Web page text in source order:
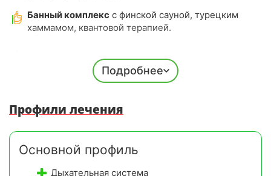
Банный комплекс с финской сауной, турецким
хаммамом, квантовой терапией.
Мощная лечебная база:лечебные ванны,
физиотерапия, ЛФК, бальнеология, современная
медицинская техника и квалифицированный
Вся инфраструктура для маломобильных
гостей:пандусы, лифты, специальные корпуса
всего в 25 м от моря.
Приём детей
Подробнее
Профили лечения
Основной профиль
Дыхательная система